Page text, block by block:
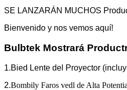
SE LANZARÁN MUCHOS
Bienvenido y nos vemos aquí!
Bulbtek Mostrará
1.Bied Lente del Proyector
2.Bombily Faros vedl de Alta